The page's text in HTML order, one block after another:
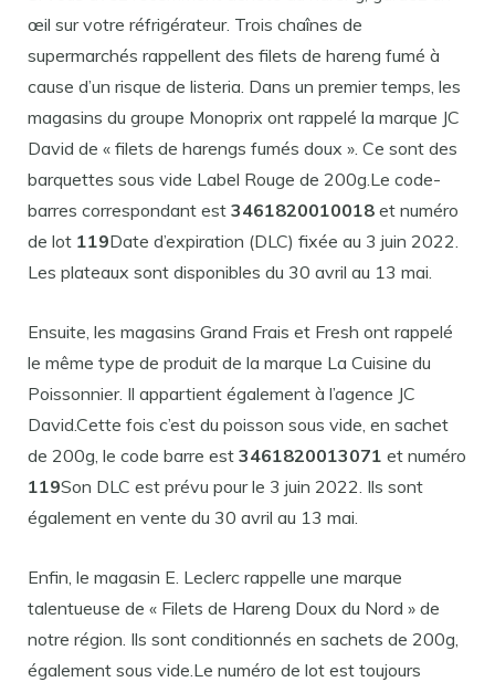
œil sur votre réfrigérateur. Trois chaînes de
supermarchés rappellent des filets de hareng fumé à
cause d’un risque de listeria. Dans un premier temps, les
magasins du groupe Monoprix ont rappelé la marque JC
David de « filets de harengs fumés doux ». Ce sont des
barquettes sous vide Label Rouge de 200g.Le code-
barres correspondant est 3461820010018 et numéro
de lot 119Date d’expiration (DLC) fixée au 3 juin 2022.
Les plateaux sont disponibles du 30 avril au 13 mai.
Ensuite, les magasins Grand Frais et Fresh ont rappelé
le même type de produit de la marque La Cuisine du
Poissonnier. Il appartient également à l’agence JC
David.Cette fois c’est du poisson sous vide, en sachet
de 200g, le code barre est 3461820013071 et numéro
119Son DLC est prévu pour le 3 juin 2022. Ils sont
également en vente du 30 avril au 13 mai.
Enfin, le magasin E. Leclerc rappelle une marque
talentueuse de « Filets de Hareng Doux du Nord » de
notre région. Ils sont conditionnés en sachets de 200g,
également sous vide.Le numéro de lot est toujours